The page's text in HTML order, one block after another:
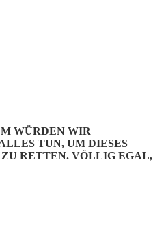
WÜRDEN WIR
TUN, UM DIESES
RETTEN. VÖLLIG EGAL,